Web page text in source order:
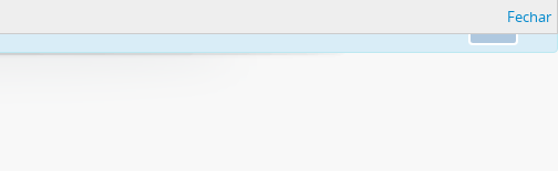
Fechar